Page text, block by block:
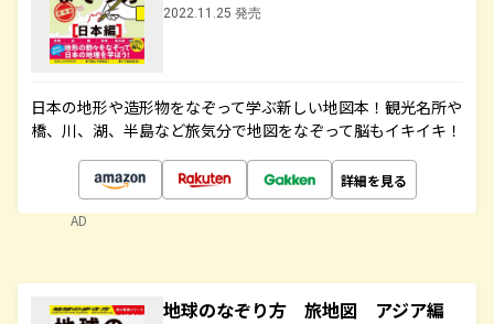
2022.11.25 発売
日本の地形や造形物をなぞって学ぶ新しい地図本！観光名所や
橋、川、湖、半島など旅気分で地図をなぞって脳もイキイキ！
詳細を見る
AD
地球のなぞり方 旅地図 アジア編